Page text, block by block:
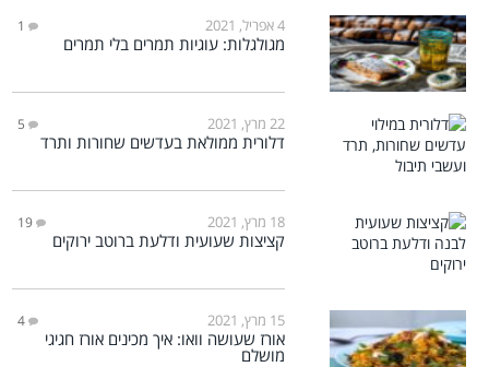
4 אפריל, 2021 1
מגולגלות: עוגיות תמרים בלי תמרים
22 מרץ, 2021 5
דלורית ממולאת בעדשים שחורות ותרד
18 מרץ, 2021 19
קציצות שעועית ודלעת ברוטב ירוקים
15 מרץ, 2021 4
אורז שעושה וואו: איך מכינים אורז חגיגי
מושלם